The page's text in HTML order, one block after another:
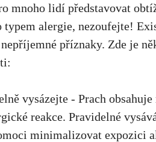
mnoho lidí představovat
​alergie,⁤ nezoufejte!
příznaky. Zde je
vysázejte -‌ Prach
reakce. Pravidelné
minimalizovat expozici